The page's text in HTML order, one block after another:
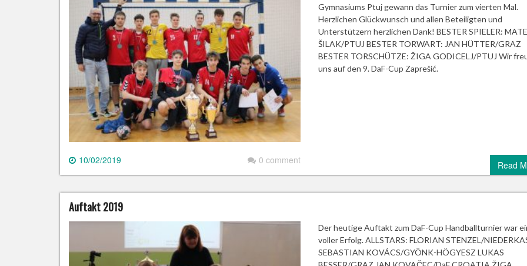
10/02/2019 0 comment
Gymnasiums Ptuj gewann das Turnier zum vierten Mal.
Herzlichen Glückwunsch und allen Beteiligten und
Unterstützern herzlichen Dank! BESTER SPIELER:
ŠILAK/PTUJ BESTER TORWART: JAN HÜTTER/GRAZ
BESTER TORSCHÜTZE: ŽIGA GODICELJ/PTUJ Wir
uns auf den 9. DaF-Cup Zaprešić.
Read
Auftakt 2019
Der heutige Auftakt zum DaF-Cup Handballturnier war
voller Erfolg. ALLSTARS: FLORIAN STENZEL/
SEBASTIAN KOVÁCS/GYÖNK-HÖGYESZ LUKAS